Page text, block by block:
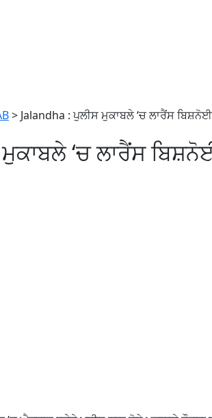
> Jalandha : ਪੁਲੀਸ ਮੁਕਾਬਲੇ ‘ਚ ਲਾਰੈਂਸ
‘ਚ ਲਾਰੈਂਸ